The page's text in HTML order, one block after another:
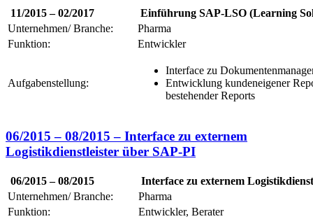
11/2015 – 02/2017
Einführung SAP-LSO (Learning
Unternehmen/ Branche:
Pharma
Funktion:
Entwickler
Aufgabenstellung:
Interface zu
Entwicklung kundeneigener
bestehender Reports
06/2015 – 08/2015 – Interface zu externem
Logistikdienstleister über SAP-PI
06/2015 – 08/2015
Interface zu externem
Unternehmen/ Branche:
Pharma
Funktion:
Entwickler, Berater